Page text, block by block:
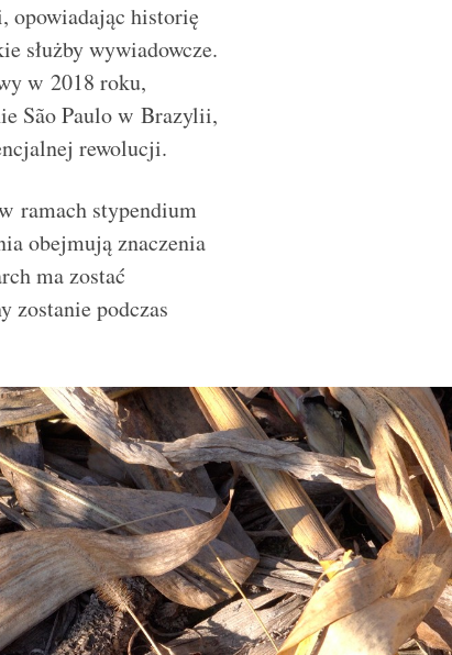
opowiadając historię
służby wywiadowcze.
w 2018 roku,
São Paulo w Brazylii,
rewolucji.
ramach stypendium
obejmują znaczenia
ma zostać
zostanie podczas